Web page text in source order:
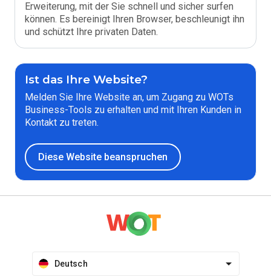
Erweiterung, mit der Sie schnell und sicher surfen
können. Es bereinigt Ihren Browser, beschleunigt ihn
und schützt Ihre privaten Daten.
Ist das Ihre Website?
Melden Sie Ihre Website an, um Zugang zu WOTs
Business-Tools zu erhalten und mit Ihren Kunden in
Kontakt zu treten.
Diese Website beanspruchen
Deutsch